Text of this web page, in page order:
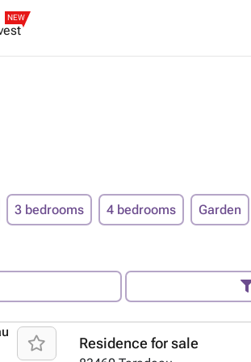
NEW
3 bedrooms 4 bedrooms Garden
Residence for sale